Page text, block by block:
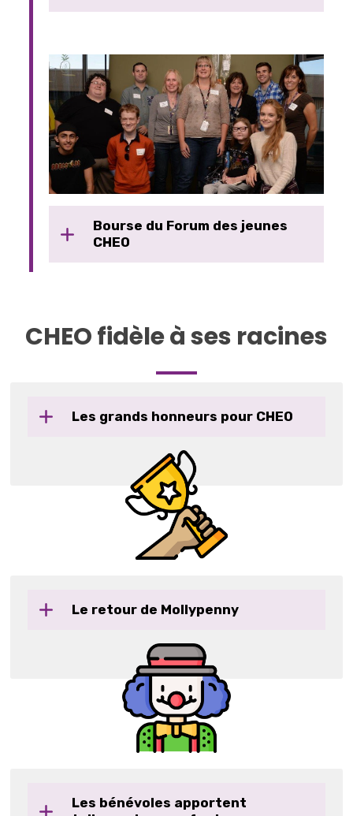
Bourse du Forum des jeunes
CHEO
CHEO fidèle à ses racines
Les grands honneurs pour CHEO
Le retour de Mollypenny
Les bénévoles apportent